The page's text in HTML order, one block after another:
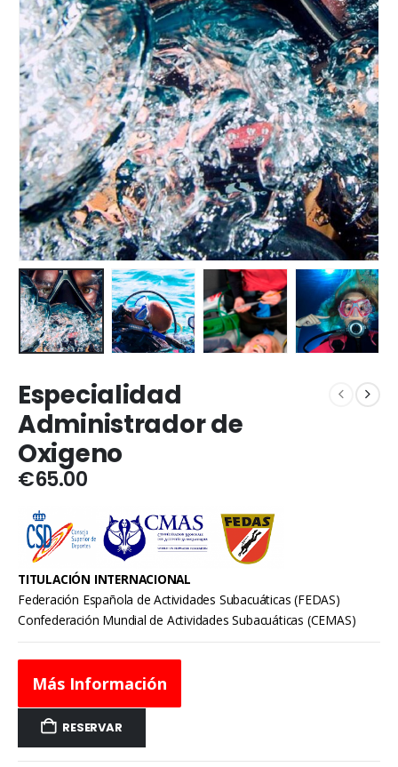
Especialidad
Administrador de
Oxigeno
€65.00
TITULACIÓN INTERNACIONAL
Federación Española de Actividades Subacuáticas (FEDAS)
Confederación Mundial de Actividades Subacuáticas (CEMAS)
Más Información
RESERVAR